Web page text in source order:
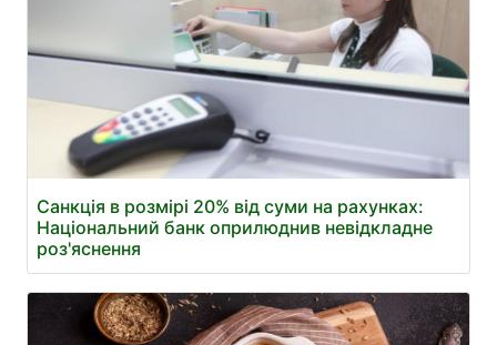
Санкція в розмірі 20% від суми на рахунках:
Національний банк оприлюднив невідкладне
роз'яснення